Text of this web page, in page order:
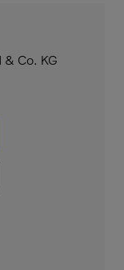
Co. KG